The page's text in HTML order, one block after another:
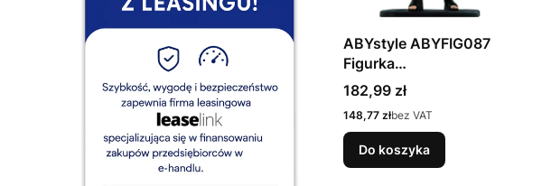
ABYstyle ABYFIG087
Figurka
akcji/kolekcjonerska
Cena
182,99 zł
Cena
148,77 złbez VAT
Do koszyka